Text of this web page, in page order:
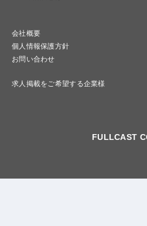
会社概要
個人情報保護方針
お問い合わせ
求人掲載をご希望する企業様
FULLCAST